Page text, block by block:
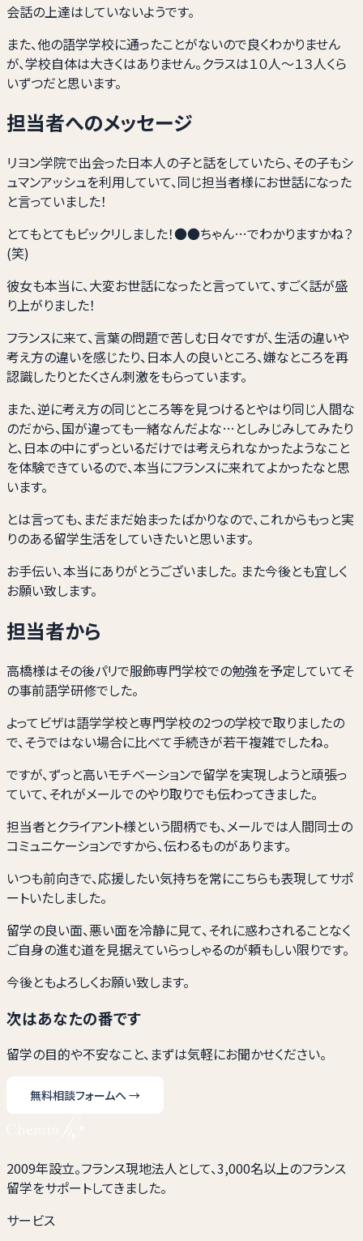
会話の上達はしていないようです。
また、他の語学学校に通ったことがないので良くわかりません
が、学校自体は大きくはありません。クラスは１０人～１３人くら
いずつだと思います。
担当者へのメッセージ
リヨン学院で出会った日本人の子と話をしていたら、その子もシ
ュマンアッシュを利用していて、同じ担当者様にお世話になった
と言っていました！
とてもとてもビックリしました！●●ちゃん…でわかりますかね？
(笑)
彼女も本当に、大変お世話になったと言っていて、すごく話が盛
り上がりました！
フランスに来て、言葉の問題で苦しむ日々ですが、生活の違いや
考え方の違いを感じたり、日本人の良いところ、嫌なところを再
認識したりとたくさん刺激をもらっています。
また、逆に考え方の同じところ等を見つけるとやはり同じ人間な
のだから、国が違っても一緒なんだよな…としみじみしてみたり
と、日本の中にずっといるだけでは考えられなかったようなこと
を体験できているので、本当にフランスに来れてよかったなと思
います。
とは言っても、まだまだ始まったばかりなので、これからもっと実
りのある留学生活をしていきたいと思います。
お手伝い、本当にありがとうございました。 また今後とも宜しく
お願い致します。
担当者から
高橋様はその後パリで服飾専門学校での勉強を予定していてそ
の事前語学研修でした。
よってビザは語学学校と専門学校の2つの学校で取りましたの
で、そうではない場合に比べて手続きが若干複雑でしたね。
ですが、ずっと高いモチベーションで留学を実現しようと頑張っ
ていて、それがメールでのやり取りでも伝わってきました。
担当者とクライアント様という間柄でも、メールでは人間同士の
コミュニケーションですから、伝わるものがあります。
いつも前向きで、応援したい気持ちを常にこちらも表現してサポ
ートいたしました。
留学の良い面、悪い面を冷静に見て、それに惑わされることなく
ご自身の進む道を見据えていらっしゃるのが頼もしい限りです。
今後ともよろしくお願い致します。
次はあなたの番です
留学の目的や不安なこと、まずは気軽にお聞かせください。
無料相談フォームへ→
2009年設立。フランス現地法人として、3,000名以上のフランス
留学をサポートしてきました。
サービス